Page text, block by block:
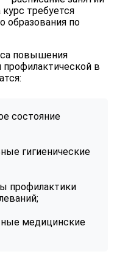
требуется
образования по
повышения
в
состояние
гигиенические
профилактики
медицинские